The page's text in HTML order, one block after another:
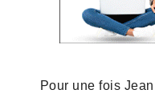
Pour une fois